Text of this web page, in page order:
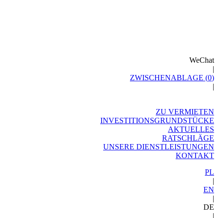
WeChat
|
ZWISCHENABLAGE (0)
|
ZU VERMIETEN
INVESTITIONSGRUNDSTÜCKE
AKTUELLES
RATSCHLÄGE
UNSERE DIENSTLEISTUNGEN
KONTAKT
PL
|
EN
|
DE
|